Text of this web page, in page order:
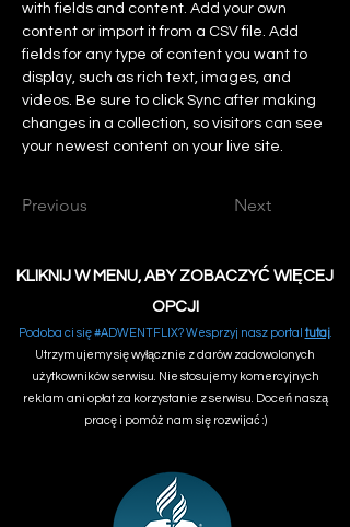
with fields and content. Add your own
content or import it from a CSV file. Add
fields for any type of content you want to
display, such as rich text, images, and
videos. Be sure to click Sync after making
changes in a collection, so visitors can see
your newest content on your live site.
Previous Next
KLIKNIJ W MENU, ABY ZOBACZYĆ WIĘCEJ
OPCJI
Podoba ci się #ADWENTFLIX? Wesprzyj nasz portal tutaj.
Utrzymujemy się wyłącznie z darów zadowolonych
użytkowników serwisu. Nie stosujemy komercyjnych
reklam ani opłat za korzystanie z serwisu. Doceń naszą
pracę i pomóż nam się rozwijać :)